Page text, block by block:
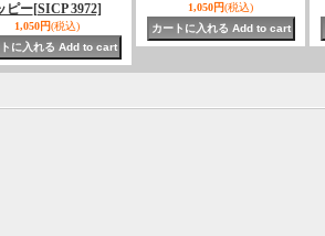
ピー[SICP 3972]
1,050円(税込)
1,050円(税込)